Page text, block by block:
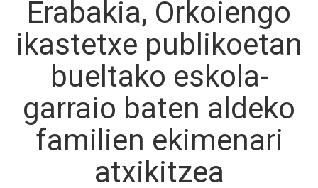
Erabakia, Orkoiengo
ikastetxe publikoetan
bueltako eskola-
garraio baten aldeko
familien ekimenari
atxikitzea